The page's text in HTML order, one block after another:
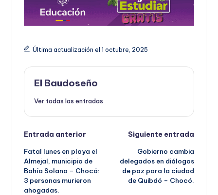
Última actualización el 1 octubre, 2025
El Baudoseño
Ver todas las entradas
Navegación
de
entradas
Entrada anterior
Fatal lunes en playa el
Almejal, municipio de
Bahía Solano – Chocó:
3 personas murieron
ahogadas.
Siguiente entrada
Gobierno cambia
delegados en diálogos
de paz para la ciudad
de Quibdó – Chocó.